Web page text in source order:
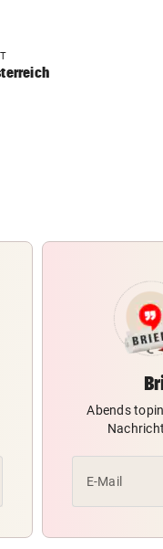
Abends
E-Mail